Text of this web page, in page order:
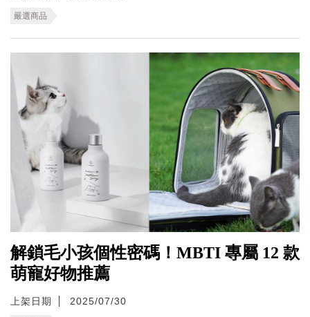
嚴選商品
解鎖毛小孩個性密碼！MBTI 專屬 12 款
萌寵好物推薦
上架日期 2025/07/30